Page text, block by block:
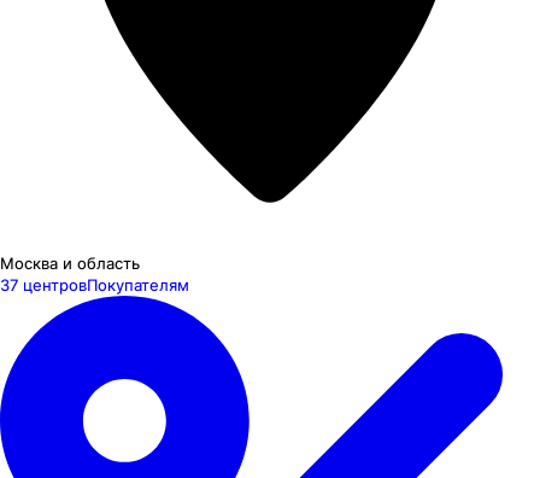
Москва и область
37 центровПокупателям